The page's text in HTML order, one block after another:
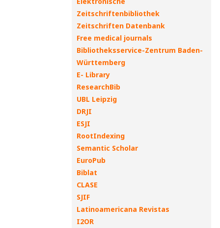
Zeitschriftenbibliothek
Zeitschriften Datenbank
Free medical journals
Bibliotheksservice-Zentrum Baden-
Württemberg
E- Library
ResearchBib
UBL Leipzig
DRJI
ESJI
RootIndexing
Semantic Scholar
EuroPub
Biblat
CLASE
SJIF
Latinoamericana Revistas
I2OR